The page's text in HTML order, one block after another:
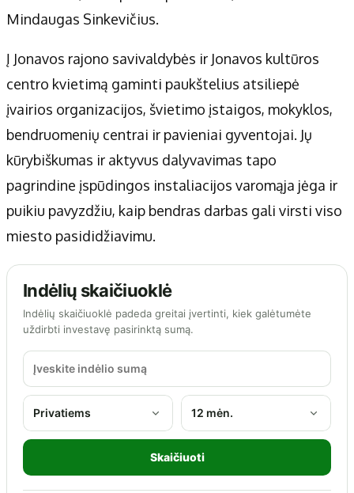
Mindaugas Sinkevičius.
Į Jonavos rajono savivaldybės ir Jonavos kultūros
centro kvietimą gaminti paukštelius atsiliepė
įvairios organizacijos, švietimo įstaigos, mokyklos,
bendruomenių centrai ir pavieniai gyventojai. Jų
kūrybiškumas ir aktyvus dalyvavimas tapo
pagrindine įspūdingos instaliacijos varomąja jėga ir
puikiu pavyzdžiu, kaip bendras darbas gali virsti viso
miesto pasididžiavimu.